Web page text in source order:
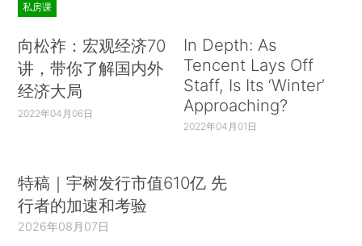
私房课
向松祚：宏观经济70
讲，带你了解国内外
经济大局
2022年04月06日
In Depth: As
Tencent Lays Off
Staff, Is Its ‘Winter’
Approaching?
2022年04月01日
特稿｜宇树发行市值610亿 先
行者的加速和考验
2026年08月07日